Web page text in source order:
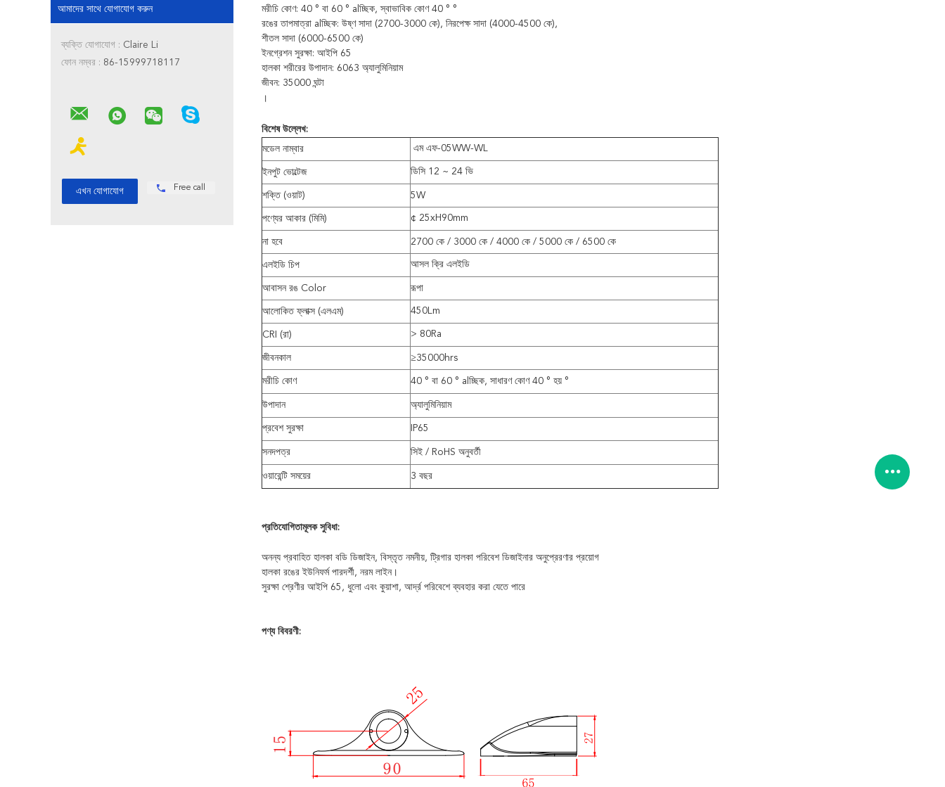
আমাদের সাথে যোগাযোগ করুন
ব্যক্তি যোগাযোগ : Claire Li
ফোন নম্বর : 86-15999718117
Free call
মরীচি কোণ: 40 ° বা 60 ° alচ্ছিক, স্বাভাবিক কোণ 40 ° °
রঙের তাপমাত্রা alচ্ছিক: উষ্ণ সাদা (2700-3000 কে), নিরপেক্ষ সাদা (4000-4500 কে),
শীতল সাদা (6000-6500 কে)
ইনগ্রেশন সুরক্ষা: আইপি 65
হালকা শরীরের উপাদান: 6063 অ্যালুমিনিয়াম
জীবন: 35000 ঘন্টা
।
বিশেষ উল্লেখ:
মডেল নাম্বার
এম এফ-05WW-WL
ইনপুট ভোল্টেজ ডিসি 12 ~ 24 ভি
শক্তি (ওয়াট) 5W
পণ্যের আকার (মিমি) ¢ 25xH90mm
না হবে 2700 কে / 3000 কে / 4000 কে / 5000 কে / 6500 কে
এলইডি চিপ আসল ক্রি এলইডি
আবাসন রঙ Color রূপা
আলোকিত ফ্লাক্স (এলএম) 450Lm
CRI (রা) > 80Ra
জীবনকাল ≥35000hrs
মরীচি কোণ 40 ° বা 60 ° alচ্ছিক, সাধারণ কোণ 40 ° হয় °
উপাদান অ্যালুমিনিয়াম
প্রবেশ সুরক্ষা IP65
সনদপত্র সিই / RoHS অনুবর্তী
ওয়ারেন্টি সময়ের 3 বছর
প্রতিযোগিতামূলক সুবিধা:
অনন্য প্রবাহিত হালকা বডি ডিজাইন, বিস্তৃত নমনীয়, ট্রিগার হালকা পরিবেশ ডিজাইনার অনুপ্রেরণার প্রয়োগ
হালকা রঙের ইউনিফর্ম পারদর্শী, নরম লাইন।
সুরক্ষা শ্রেণীর আইপি 65, ধুলো এবং কুয়াশা, আর্দ্র পরিবেশে ব্যবহার করা যেতে পারে
পণ্য বিবরণী: